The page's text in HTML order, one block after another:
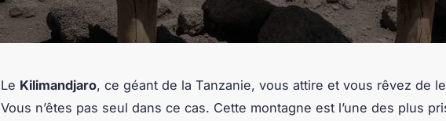
Le Kilimandjaro, ce géant de la Tanzanie, vous attire et vous rêvez de
Vous n’êtes pas seul dans ce cas. Cette montagne est l’une des plus